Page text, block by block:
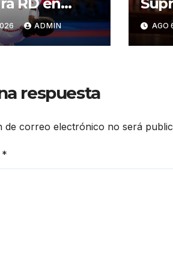
kumite -55
2026
ADMIN
serAGO
respuesta
de correo electrónico no será
*